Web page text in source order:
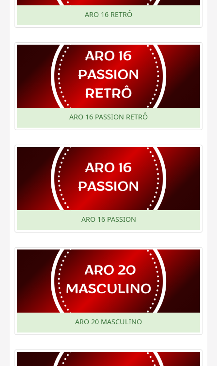
ARO 16 RETRÔ
ARO 16 PASSION RETRÔ
ARO 16 PASSION
ARO 20 MASCULINO